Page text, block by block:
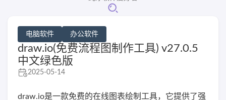
电脑软件 办公软件
draw.io(免费流程图制作工具) v27.0.5
中文绿色版
2025-05-14
draw.io是一款免费的在线图表绘制工具，它提供了强